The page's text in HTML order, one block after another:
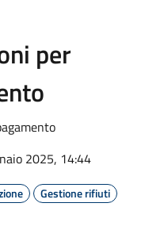
per
2025, 14:44
Gestione rifiuti